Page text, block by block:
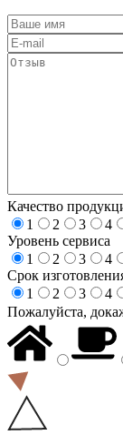
Качество
1
2 3 4
Уровень сервиса
1
2 3 4
Срок
1
2 3 4
Пожалуйста,